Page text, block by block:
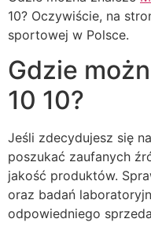
10? Oczywiście, na
sportowej w Polsce.
Gdzie
10 10?
Jeśli zdecydujesz się
poszukać zaufanych
jakość produktów.
oraz badań
odpowiedniego